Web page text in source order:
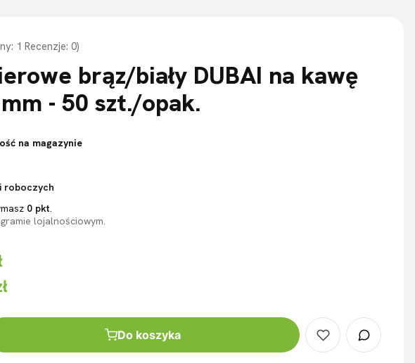
1 Recenzje: 0)
brąz/biały DUBAI na kawę
- 50 szt./opak.
na magazynie
roboczych
0 pkt.
lojalnościowym.
Do koszyka